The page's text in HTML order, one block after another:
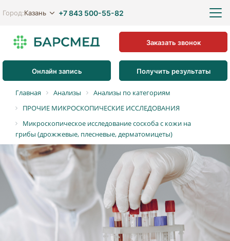
Город:Казань +7 843 500-55-82
Онлайн запись Получить результаты
Заказать звонок
Главная Анализы
Анализы по категориям
ПРОЧИЕ МИКРОСКОПИЧЕСКИЕ ИССЛЕДОВАНИЯ
Микроскопическое исследование соскоба с кожи на
грибы (дрожжевые, плесневые, дерматомицеты)